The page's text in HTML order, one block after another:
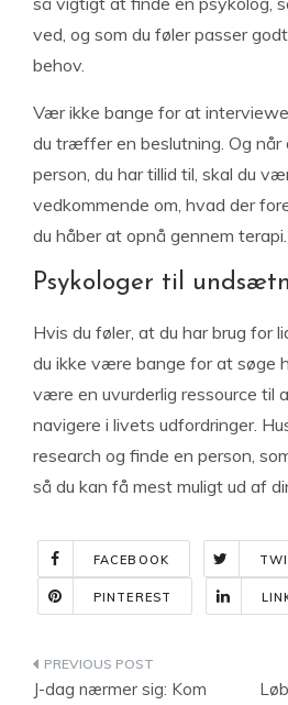
ved, og som du føler passer
behov.
Vær ikke bange for at
du træffer en beslutning. Og når
person, du har tillid til, skal du
vedkommende om, hvad der
du håber at opnå gennem terapi.
Psykologer til
Hvis du føler, at du har brug for
du ikke være bange for at søge
være en uvurderlig ressource til
navigere i livets udfordringer.
research og finde en person,
så du kan få mest muligt ud af
FACEBOOK
PINTEREST
Indlægsnavigation
J-dag nærmer sig: Kom